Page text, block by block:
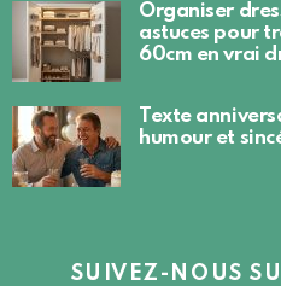
Organiser
astuces pour
60cm en vrai
Texte
humour et
SUIVEZ-NOUS